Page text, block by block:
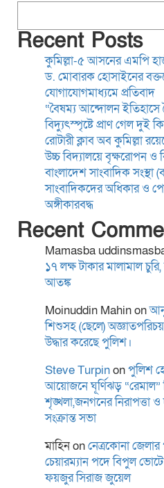
(বাসাস)
পেশাগত
অঙ্গীকারবদ্ধ
ব্যাংক
হয়রানি
দৃষ্টি
ধর্ষণ ও
স্থানীয়
তফসিল
বাগমারা
করলেন
নবাগত
সাঈদ
Recent Posts
কুমিল্লা-৫ আসনের এমপি
ড. মোবারক হোসাইনের
যোগাযোগমাধ্যমে প্রতিবাদ
“বৈষম্য আন্দোলন ইতিহাসে
বিদ্যুৎস্পৃষ্টে প্রাণ গেল দুই
রোটারী ক্লাব অব কুমিল্লা
উচ্চ বিদ্যালয়ে বৃক্ষরোপন ও
বাংলাদেশ সাংবাদিক সংস্থা
সাংবাদিকদের অধিকার ও
অঙ্গীকারবদ্ধ
Recent
Mamasba
১৭ লক্ষ টাকার মালামাল
আতঙ্ক
Moinuddin Mahinon
শিশুসহ (ছেলে)
উদ্ধার করেছে পুলিশ।
Steve Turpinonপুলিশ
আয়োজনে ঘূর্ণিঝড় “রেমাল”
শৃঙ্খলা,জনগনের নিরাপত্তা ও
সংক্রান্ত সভা
মাহিনonনেত্রকোনা
চেয়ারম্যান পদে বিপুল
ফয়জুর সিরাজ জুয়েল